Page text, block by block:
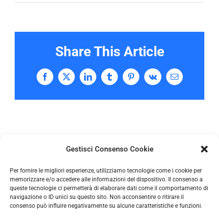
Gestisci Consenso Cookie
Per fornire le migliori esperienze, utilizziamo tecnologie come i cookie per
memorizzare e/o accedere alle informazioni del dispositivo. Il consenso a
queste tecnologie ci permetterà di elaborare dati come il comportamento di
navigazione o ID unici su questo sito. Non acconsentire o ritirare il
consenso può influire negativamente su alcune caratteristiche e funzioni.
Share This Article
Facebook
X LinkedInTumblrPinterestVk Email